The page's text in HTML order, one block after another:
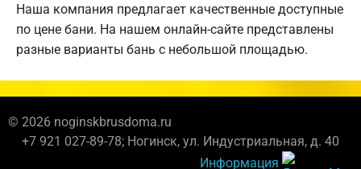
Наша компания предлагает качественные доступные
по цене бани. На нашем онлайн-сайте представлены
разные варианты бань с небольшой площадью.
© 2026 noginskbrusdoma.ru
+7 921 027-89-78; Ногинск, ул. Индустриальная, д. 40
Информация